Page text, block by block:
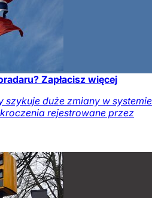
Zapłacisz więcej
szykuje duże zmiany w systemie
rejestrowane przez